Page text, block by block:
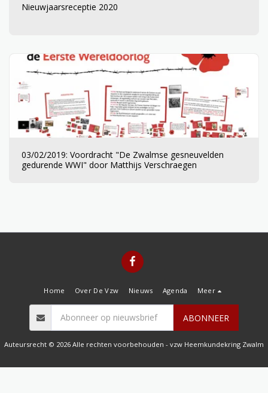
Nieuwjaarsreceptie 2020
03/02/2019: Voordracht "De Zwalmse gesneuvelden
gedurende WWI" door Matthijs Verschraegen
Home Over De Vzw Nieuws Agenda Meer
ABONNEER
Auteursrecht © 2026 Alle rechten voorbehouden - vzw Heemkundekring Zwalm